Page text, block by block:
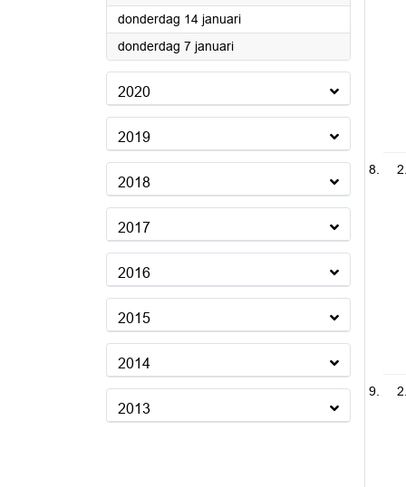
donderdag 14 januari2021
donderdag 7 januari2021
2020
2019
2018
2017
2016
2015
2014
2013